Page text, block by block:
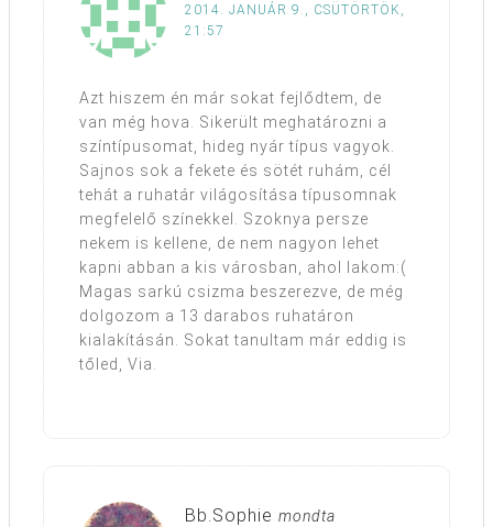
2014. JANUÁR 9., CSÜTÖRTÖK,
21:57
Azt hiszem én már sokat fejlődtem, de
van még hova. Sikerült meghatározni a
színtípusomat, hideg nyár típus vagyok.
Sajnos sok a fekete és sötét ruhám, cél
tehát a ruhatár világosítása típusomnak
megfelelő színekkel. Szoknya persze
nekem is kellene, de nem nagyon lehet
kapni abban a kis városban, ahol lakom:(
Magas sarkú csizma beszerezve, de még
dolgozom a 13 darabos ruhatáron
kialakításán. Sokat tanultam már eddig is
tőled, Via.
Bb.Sophie mondta